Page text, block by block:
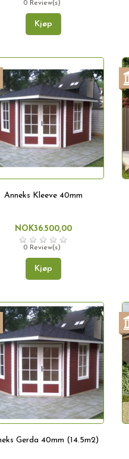
0 Review(s)
Kjøp
Anneks Kleeve 40mm
NOK36.500,00
0 Review(s)
Kjøp
Gerda 40mm (14.5m2)